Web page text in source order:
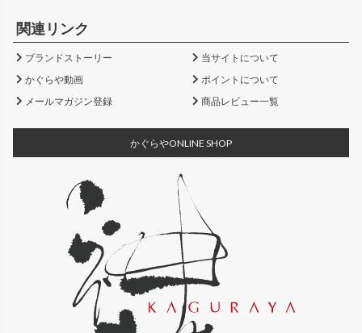
関連リンク
ブランドストーリー
当サイトについて
かぐらや動画
ポイントについて
メールマガジン登録
商品レビュー一覧
かぐらやONLINE SHOP